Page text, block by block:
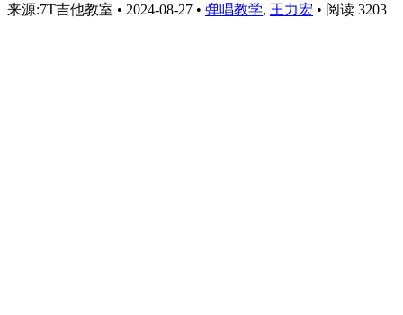
来源:7T吉他教室 • 2024-08-27 • 弹唱教学, 王力宏 • 阅读 3203